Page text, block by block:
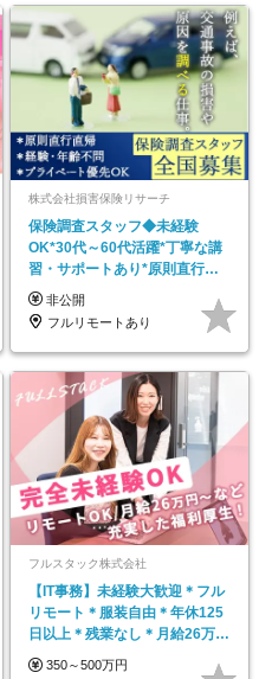
株式会社損害保険リサーチ
保険調査スタッフ◆未経験
OK*30代～60代活躍*丁寧な講
習・サポートあり*原則直行直
帰／全国募集・業務委託
非公開
フルリモートあり
フルスタック株式会社
【IT事務】未経験大歓迎＊フル
リモート＊服装自由＊年休125
日以上＊残業なし＊月給26万円
以上
350～500万円